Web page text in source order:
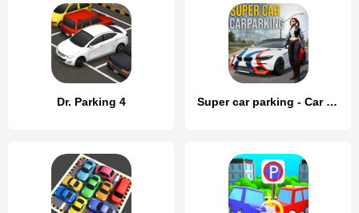
Dr. Parking 4 Super car parking - Car games